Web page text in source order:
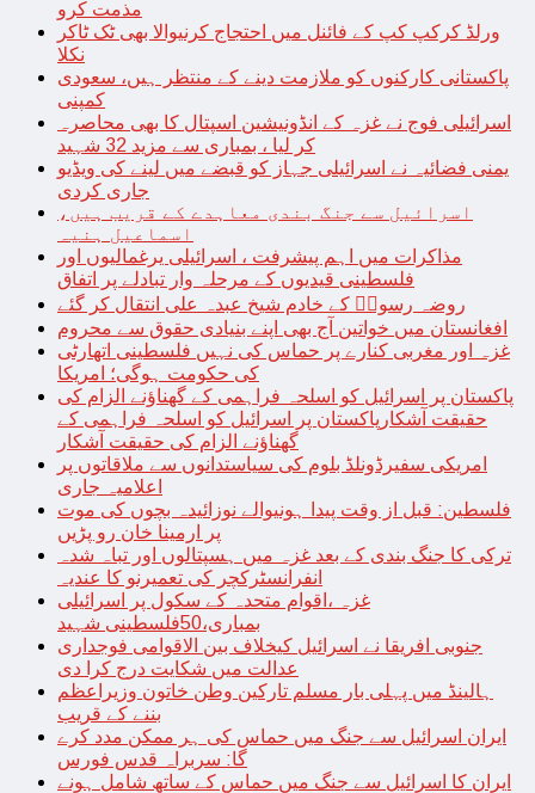
مذمت کرو
ورلڈ کرکپ کپ کے فائنل میں احتجاج کرنیوالا بھی ٹک ٹاکر
نکلا
پاکستانی کارکنوں کو ملازمت دینے کے منتظر ہیں، سعودی
کمپنی
اسرائیلی فوج نے غزہ کے انڈونیشین اسپتال کا بھی محاصرہ
کر لیا ، بمباری سے مزید 32 شہید
یمنی فضائیہ نے اسرائیلی جہاز کو قبضے میں لینے کی ویڈیو
جاری کردی
اسرائیل سے جنگ بندی معاہدے کے قریب ہیں،
اسماعیل ہنیہ
مذاکرات میں اہم پیشرفت ، اسرائیلی یرغمالیوں اور
فلسطینی قیدیوں کے مرحلہ وار تبادلے پر اتفاق
روضہ رسولؐ کے خادم شیخ عبدہ علی انتقال کر گئے
افغانستان میں خواتین آج بھی اپنے بنیادی حقوق سے محروم
غزہ اور مغربی کنارے پر حماس کی نہیں فلسطینی اتھارٹی
کی حکومت ہوگی؛ امریکا
پاکستان پر اسرائیل کو اسلحہ فراہمی کے گھناؤنے الزام کی
حقیقت آشکارپاکستان پر اسرائیل کو اسلحہ فراہمی کے
گھناؤنے الزام کی حقیقت آشکار
امریکی سفیرڈونلڈ بلوم کی سیاستدانوں سے ملاقاتوں پر
اعلامیہ جاری
فلسطین: قبل از وقت پیدا ہونیوالے نوزائیدہ بچوں کی موت
پر ارمینا خان رو پڑیں
ترکی کا جنگ بندی کے بعد غزہ میں ہسپتالوں اور تباہ شدہ
انفرانسٹرکچر کی تعمیرنو کا عندیہ
غزہ ،اقوام متحدہ کے سکول پر اسرائیلی
بمباری،50فلسطینی شہید
جنوبی افریقا نے اسرائیل کیخلاف بین الاقوامی فوجداری
عدالت میں شکایت درج کرا دی
ہالینڈ میں پہلی بار مسلم تارکین وطن خاتون وزیراعظم
بننے کے قریب
ایران اسرائیل سے جنگ میں حماس کی ہر ممکن مدد کرے
گا: سربراہ قدس فورس
ایران کا اسرائیل سے جنگ میں حماس کے ساتھ شامل ہونے